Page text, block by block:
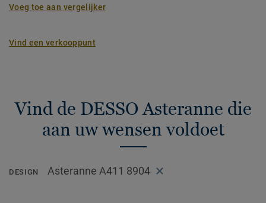
Voeg toe aan vergelijker
Vind een verkooppunt
Vind de DESSO Asteranne die
aan uw wensen voldoet
DESIGN Asteranne A411 8904